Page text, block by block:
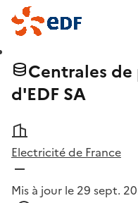
Centrales
d'EDF SA
Electricité de France
Mis à jour le 29 sept.